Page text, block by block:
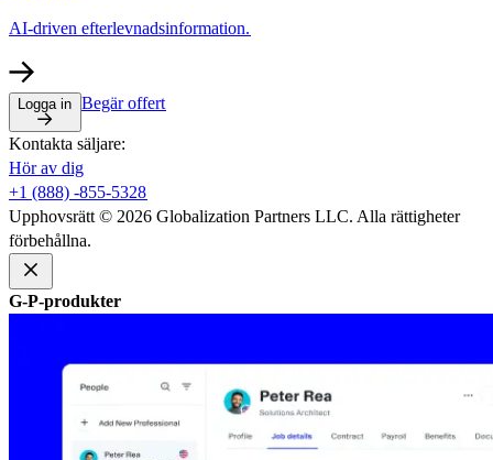
AI-driven efterlevnadsinformation.​​
Logga in​​ Begär offert​​
Kontakta säljare:​​
Hör av dig​​
+1 (888) -855-5328​​
Upphovsrätt © 2026 Globalization Partners LLC. Alla rättigheter
förbehållna.​​
G-P-produkter​​